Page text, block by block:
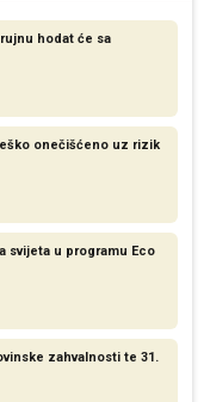
hodat će sa
onečišćeno uz rizik
svijeta u programu Eco
zahvalnosti te 31.